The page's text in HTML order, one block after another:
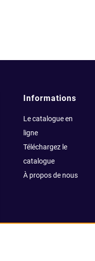
Informations
Le catalogue en
ligne
Téléchargez le
catalogue
À propos de nous